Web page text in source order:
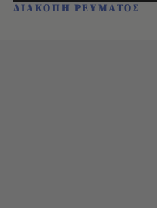
ΔΙΑΚΟΠΗ ΡΕΥΜΑΤΟΣ